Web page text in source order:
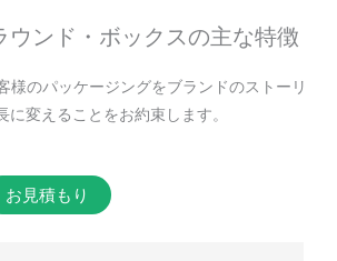
ウンド・ボックスの主な特徴
様のパッケージングをブランドのストーリ
に変えることをお約束します。
お見積もり